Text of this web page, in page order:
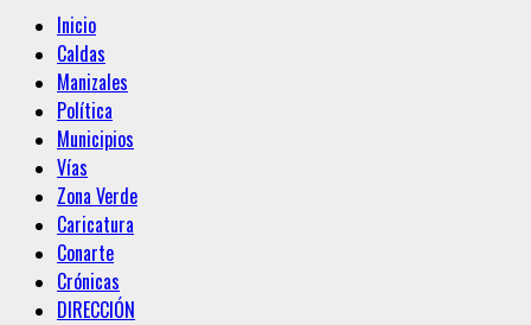
Menú
principal
Inicio
Caldas
Manizales
Política
Municipios
Vías
Zona Verde
Caricatura
Conarte
Crónicas
DIRECCIÓN